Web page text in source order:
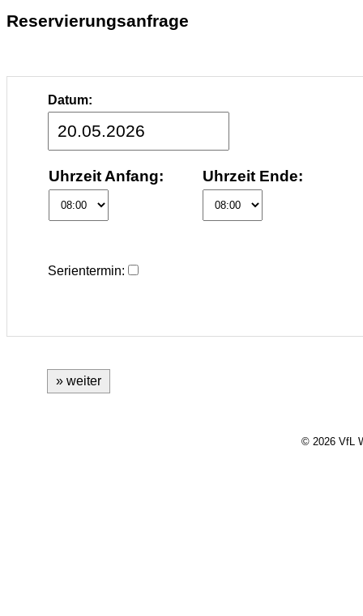
Reservierungsanfrage
Datum:
Uhrzeit Anfang: Uhrzeit Ende:
Serientermin:
» weiter
© 2026 VfL